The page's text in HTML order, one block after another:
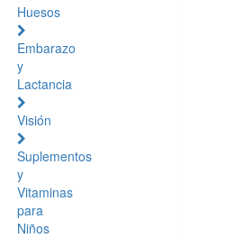
Huesos
Embarazo
y
Lactancia
Visión
Suplementos
y
Vitaminas
para
Niños